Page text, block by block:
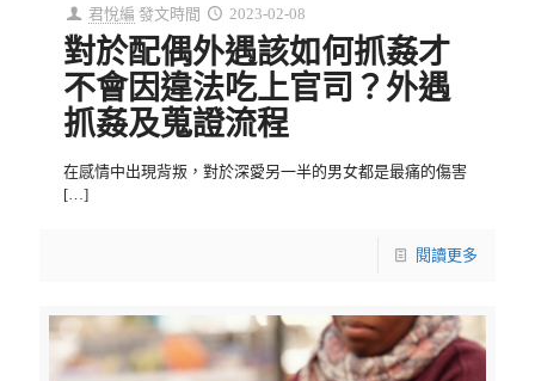
君悅編 發文時間 2023-02-08
對於配偶外遇該如何抓姦才
不會因違法吃上官司？外遇
抓姦及蒐證流程
在感情中出現背叛，對於深愛另一半的男女都是最痛的傷害
[…]
閱讀更多